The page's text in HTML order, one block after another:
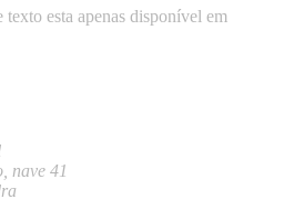
texto esta apenas disponível em
nave 41